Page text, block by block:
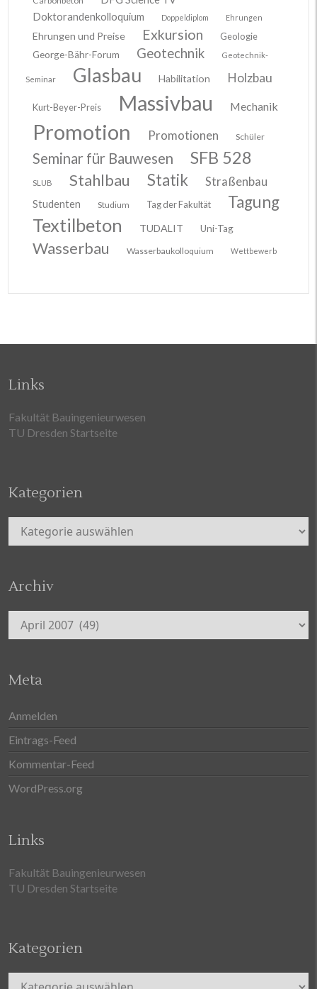
Doktorandenkolloquium
Doppeldiplom Ehrungen
Ehrungen und Preise Exkursion
Geologie
George-Bähr-Forum
Geotechnik Geotechnik-
Seminar Glasbau Habilitation Holzbau
Kurt-Beyer-Preis Massivbau Mechanik
Promotion Promotionen Schüler
Seminar für Bauwesen SFB 528
SLUB Stahlbau Statik Straßenbau
Studenten Studium Tag der Fakultät Tagung
Textilbeton TUDALIT Uni-Tag
Wasserbau Wasserbaukolloquium Wettbewerb
Links
Fakultät Bauingenieurwesen
TU Dresden Startseite
Kategorien
Kategorien
Archiv
Archiv
Meta
Anmelden
Eintrags-Feed
Kommentar-Feed
WordPress.org
Links
Fakultät Bauingenieurwesen
TU Dresden Startseite
Kategorien
Kategorien